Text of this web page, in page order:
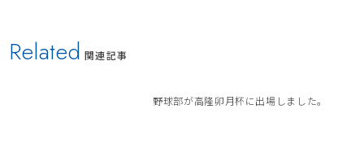
Related 関連記事
野球部が高隆卯月杯に出場しました。